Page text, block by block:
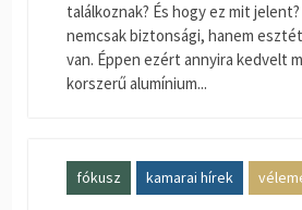
találkoznak? És hogy ez mit
nemcsak biztonsági, hanem
van. Éppen ezért annyira kedvelt
korszerű alumínium...
fókusz kamarai hírek